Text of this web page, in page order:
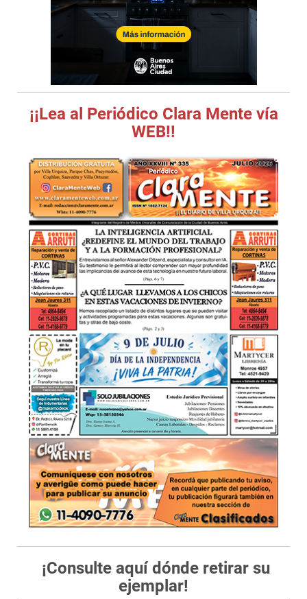
¡¡Lea al Periódico Clara Mente vía
WEB!!
¡Consulte aquí dónde retirar su
ejemplar!